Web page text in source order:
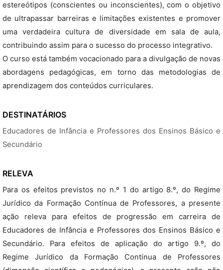
estereótipos (conscientes ou inconscientes), com o objetivo
de ultrapassar barreiras e limitações existentes e promover
uma verdadeira cultura de diversidade em sala de aula,
contribuindo assim para o sucesso do processo integrativo.
O curso está também vocacionado para a divulgação de novas
abordagens pedagógicas, em torno das metodologias de
aprendizagem dos conteúdos curriculares.
DESTINATÁRIOS
Educadores de Infância e Professores dos Ensinos Básico e
Secundário
RELEVA
Para os efeitos previstos no n.º 1 do artigo 8.º, do Regime
Jurídico da Formação Contínua de Professores, a presente
ação releva para efeitos de progressão em carreira de
Educadores de Infância e Professores dos Ensinos Básico e
Secundário. Para efeitos de aplicação do artigo 9.º, do
Regime Jurídico da Formação Contínua de Professores